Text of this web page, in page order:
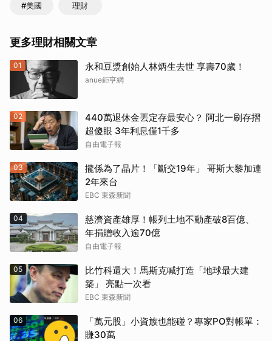
#美國 理財
更多理財相關文章
01 永和豆漿創始人林炳生去世 享壽70歲！
anue鉅亨網
02
440萬退休金丟定存最安心？ 阿北一刷存摺
超傻眼 3年利息僅1千多
自由電子報
03
攏係為了晶片！「斷交19年」 哥斯大黎加連
2年來台
EBC 東森新聞
04
慈濟資產雄厚！帳列土地不動產破8百億、
年捐贈收入逾70億
自由電子報
05
比竹科還大！馬斯克喊打造「地球最大建
築」 亮點一次看
EBC 東森新聞
06
「萬元股」小資族也能碰？專家PO對帳單：
賺30萬